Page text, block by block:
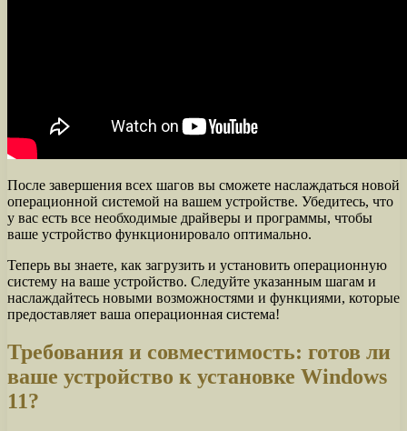
После завершения всех шагов вы сможете наслаждаться новой
операционной системой на вашем устройстве. Убедитесь, что
у вас есть все необходимые драйверы и программы, чтобы
ваше устройство функционировало оптимально.
Теперь вы знаете, как загрузить и установить операционную
систему на ваше устройство. Следуйте указанным шагам и
наслаждайтесь новыми возможностями и функциями, которые
предоставляет ваша операционная система!
Требования и совместимость: готов ли
ваше устройство к установке Windows
11?